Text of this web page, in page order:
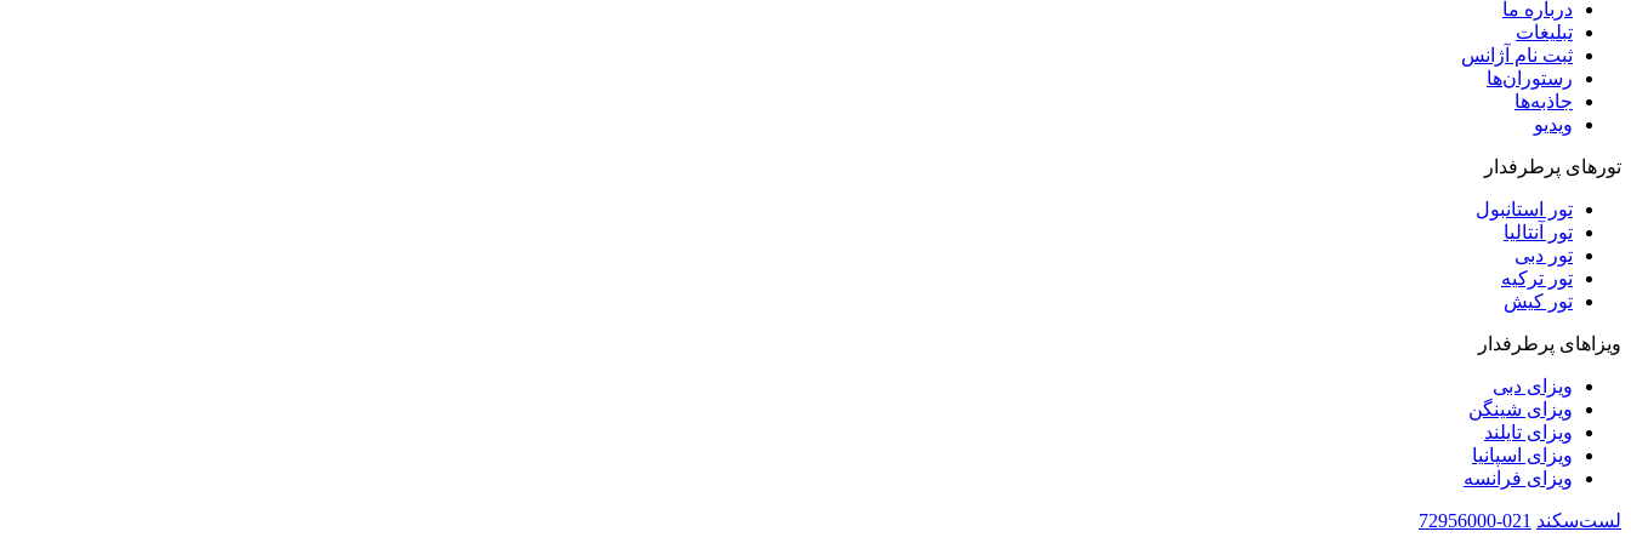
درباره ما
تبلیغات
ثبت نام آژانس
رستوران‌ها
جاذبه‌ها
ویدیو‌
تورهای پرطرفدار
تور استانبول
تور آنتالیا
تور دبی
تور ترکیه
تور کیش
ویزاهای پرطرفدار
ویزای دبی
ویزای شینگن
ویزای تایلند
ویزای اسپانیا
ویزای فرانسه
لست‌سکند 021-72956000